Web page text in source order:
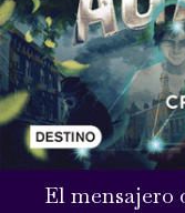
El mensajero